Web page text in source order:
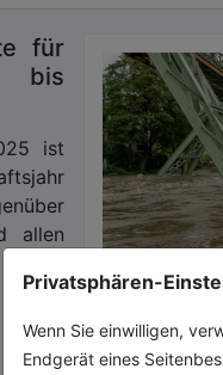
Privatsphären-
Wenn Sie einwilligen,
Endgerät eines
für
bis
ist
allen